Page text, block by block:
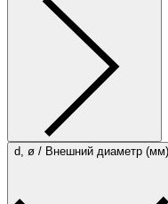
d, ø / Внешний диаметр (мм)